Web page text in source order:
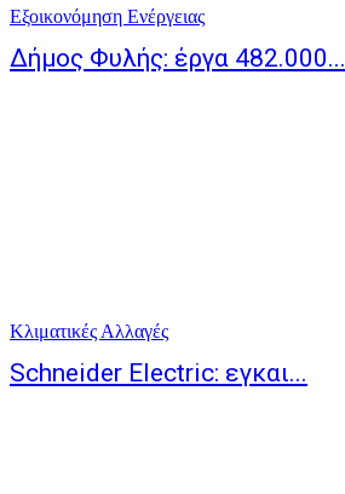
Εξοικονόμηση Ενέργειας
Δήμος Φυλής: έργα 482.000...
Κλιματικές Αλλαγές
Schneider Electric: εγκαι...